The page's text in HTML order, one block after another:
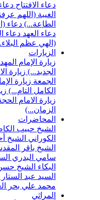
دعاء الافتتاح
الغيبة (اللهم
الطاعة...) دعاء
دعاء العهد دعاء
(الهي عظم
الزيارات
زيارة الإمام
الجديد...) زيارة
الجمعة زيارة
الكامل التام...)
زيارة الامام
الزمان...)
المحاضرات
الشيخ حبيب
الكوراني الشيخ
الشيخ باقر
سامي البدري
البكاء الشيخ
السيد عبد
محمد علي بحر
المراثي